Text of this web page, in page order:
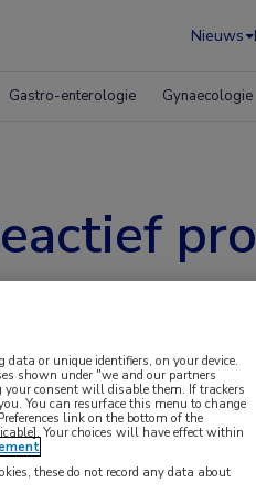
Nieuws
Gastro-enterologie Gynaecologie
de ernst
or unique identifiers, on your device.
shown under "we and our partners
consent will disable them. If trackers
You can resurface this menu to change
link on the bottom of the
Your choices will have effect within
these do not record any data about